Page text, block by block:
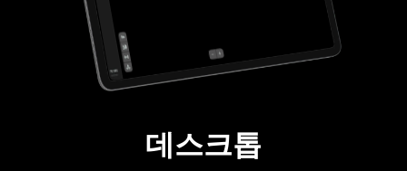
데스크톱